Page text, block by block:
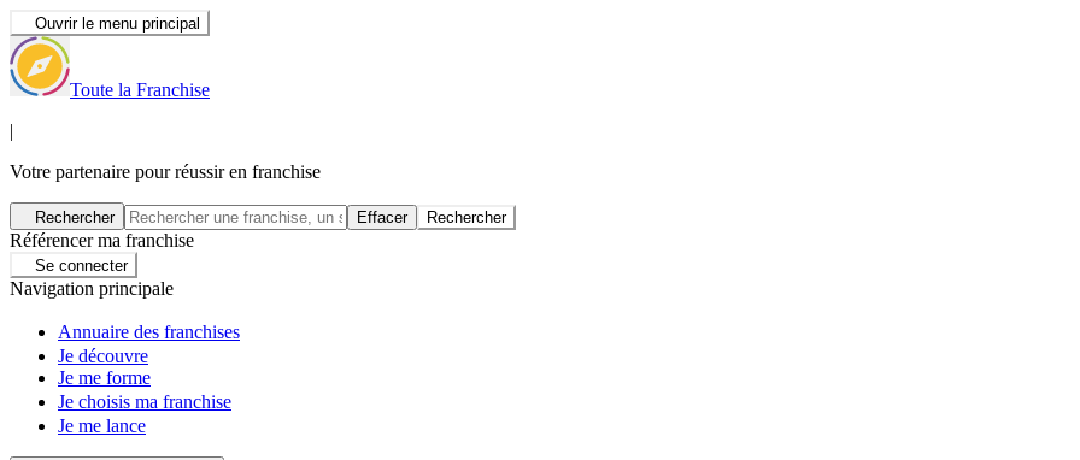
Ouvrir le menu principal
Toute la Franchise
|
Votre partenaire pour réussir en franchise
Rechercher Effacer Rechercher
Référencer ma franchise
Se connecter
Navigation principale
Annuaire des franchises
Je découvre
Je me forme
Je choisis ma franchise
Je me lance